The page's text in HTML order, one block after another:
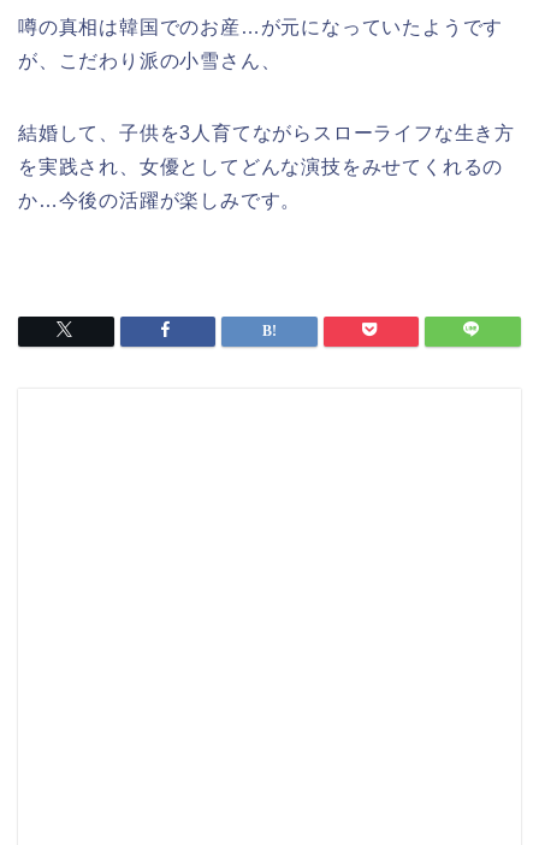
噂の真相は韓国でのお産…が元になっていたようです
が、こだわり派の小雪さん、
結婚して、子供を3人育てながらスローライフな生き方
を実践され、女優としてどんな演技をみせてくれるの
か…今後の活躍が楽しみです。